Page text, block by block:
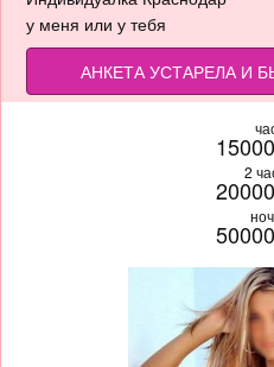
у меня или у тебя
АНКЕТА УСТАРЕЛА И
2